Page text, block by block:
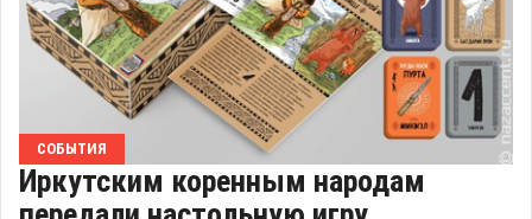
СОБЫТИЯ
Иркутским коренным народам